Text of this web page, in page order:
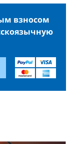
взносом